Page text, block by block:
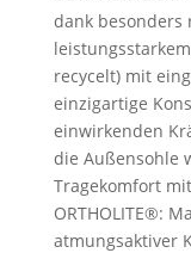
dank besonders
leistungsstarkem
recycelt) mit
einzigartige
einwirkenden
die Außensohle
Tragekomfort
ORTHOLITE®:
atmungsaktiver